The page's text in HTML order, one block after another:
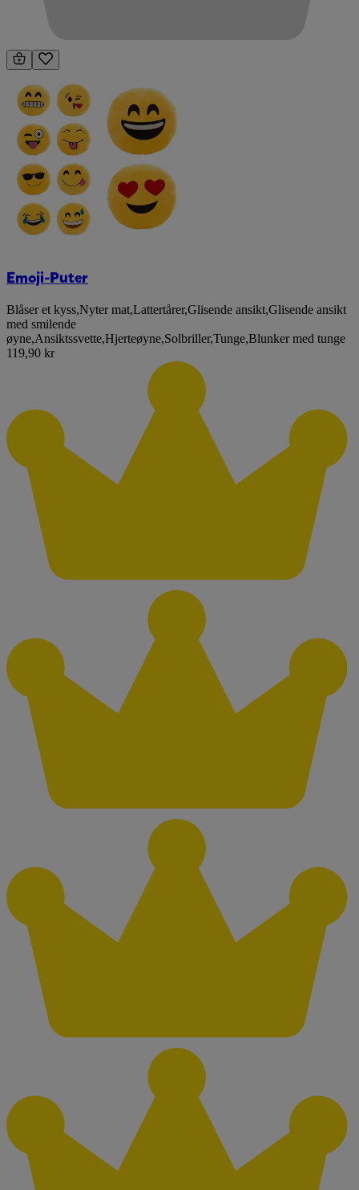
Emoji-Puter
Blåser et kyss,Nyter mat,Lattertårer,Glisende ansikt,Glisende ansikt
med smilende
øyne,Ansiktssvette,Hjerteøyne,Solbriller,Tunge,Blunker med tunge
119,90 kr